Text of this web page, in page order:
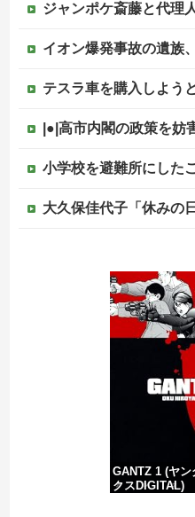
ジャンポケ斎藤と代理人のやりとり、「地獄すぎて
イオン爆発事故の遺族、社長発
テスラ車を購入しようとしたユーザー、現車を処分
|●|高市内閣の政策を妨害しまくった財務省の大物官僚、
小学校を避難所にしたことに激怒した某野党
大久保佳代子「休みの日はだ
共産党「これは酷い…京都市でマイナンバーカー
中居正広（無職）、熊本に多額の寄付していた
【移民政策反対】イオンの売
GANTZ 1 (ヤン
クスDIGITAL)